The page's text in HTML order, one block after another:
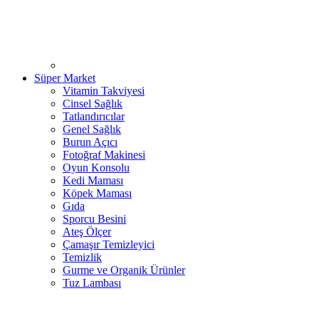
Süper Market
Vitamin Takviyesi
Cinsel Sağlık
Tatlandırıcılar
Genel Sağlık
Burun Açıcı
Fotoğraf Makinesi
Oyun Konsolu
Kedi Maması
Köpek Maması
Gıda
Sporcu Besini
Ateş Ölçer
Çamaşır Temizleyici
Temizlik
Gurme ve Organik Ürünler
Tuz Lambası